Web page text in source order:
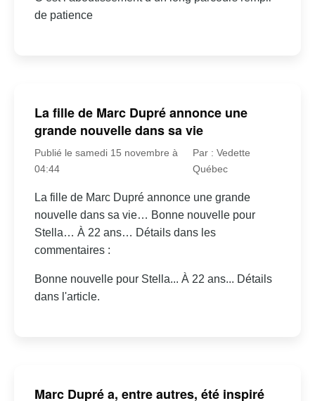
de patience
La fille de Marc Dupré annonce une
grande nouvelle dans sa vie
Publié le samedi 15 novembre à
04:44
Par : Vedette
Québec
La fille de Marc Dupré annonce une grande
nouvelle dans sa vie… Bonne nouvelle pour
Stella… À 22 ans… Détails dans les
commentaires :
Bonne nouvelle pour Stella... À 22 ans... Détails
dans l'article.
Marc Dupré a, entre autres, été inspiré